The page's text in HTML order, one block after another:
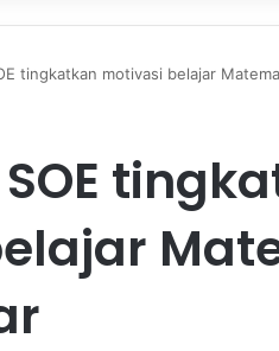
tingkatkan motivasi belajar